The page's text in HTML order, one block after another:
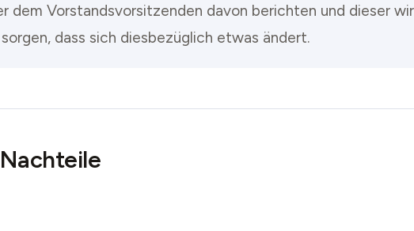
dem Vorstandsvorsitzenden davon berichten und dieser
dass sich diesbezüglich etwas ändert.